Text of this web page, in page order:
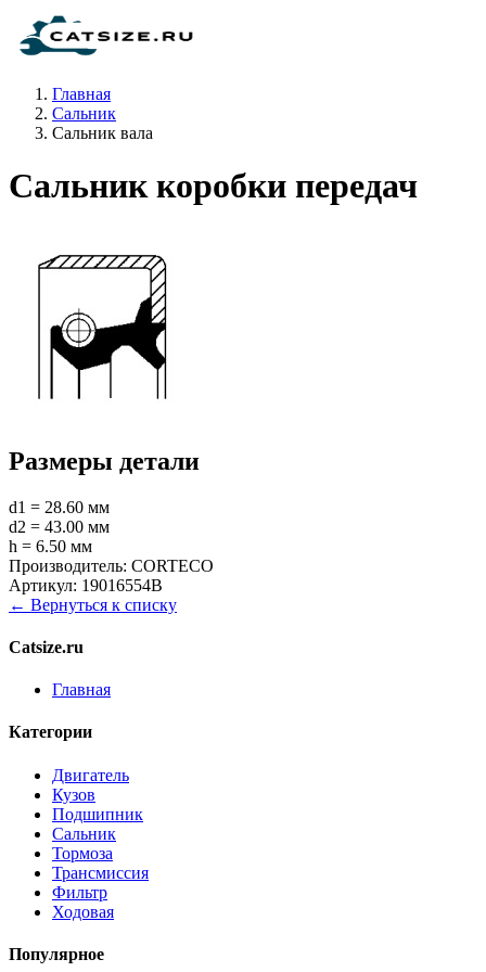
Главная
Сальник
Сальник вала
Сальник коробки передач
Размеры детали
d1 = 28.60 мм
d2 = 43.00 мм
h = 6.50 мм
Производитель: CORTECO
Артикул: 19016554B
← Вернуться к списку
Catsize.ru
Главная
Категории
Двигатель
Кузов
Подшипник
Сальник
Тормоза
Трансмиссия
Фильтр
Ходовая
Популярное